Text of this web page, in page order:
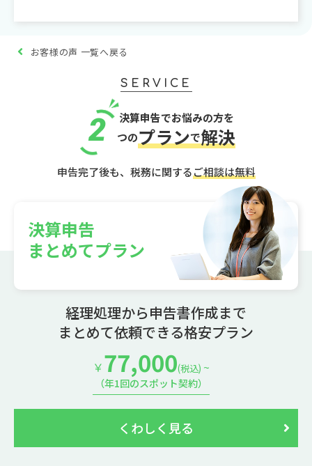
お客様の声 一覧へ戻る
SERVICE
決算申告でお悩みの方を
2 つのプランで解決
申告完了後も、税務に関するご相談は無料
決算申告
まとめてプラン
経理処理から申告書作成まで
まとめて依頼できる格安プラン
￥77,000(税込) ~
（年1回のスポット契約）
くわしく見る